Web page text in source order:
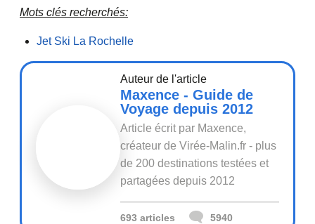
Mots clés recherchés:
Jet Ski La Rochelle
Auteur de l'article
Maxence - Guide de
Voyage depuis 2012
Article écrit par Maxence,
créateur de Virée-Malin.fr - plus
de 200 destinations testées et
partagées depuis 2012
693 articles 5940